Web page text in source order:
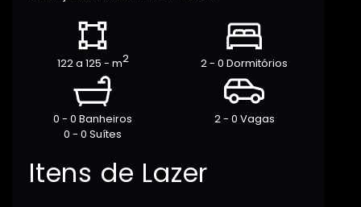
122 a 125 - m2 2 - 0 Dormitórios
0 - 0 Banheiros
0 - 0 Suítes
2 - 0 Vagas
Itens de Lazer